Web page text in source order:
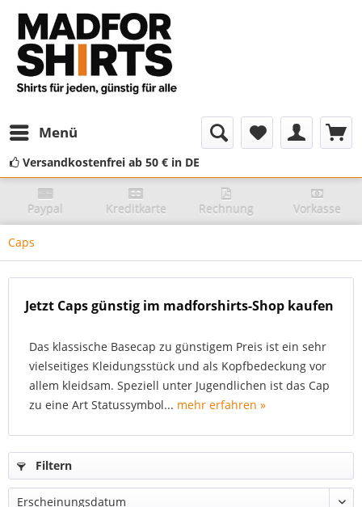
Menü
Versandkostenfrei ab 50 € in DE
Paypal Kreditkarte Rechnung Vorkasse
Caps
Jetzt Caps günstig im madforshirts-Shop kaufen
Das klassische Basecap zu günstigem Preis ist ein sehr
vielseitiges Kleidungsstück und als Kopfbedeckung vor
allem kleidsam. Speziell unter Jugendlichen ist das Cap
zu eine Art Statussymbol... mehr erfahren »
Filtern